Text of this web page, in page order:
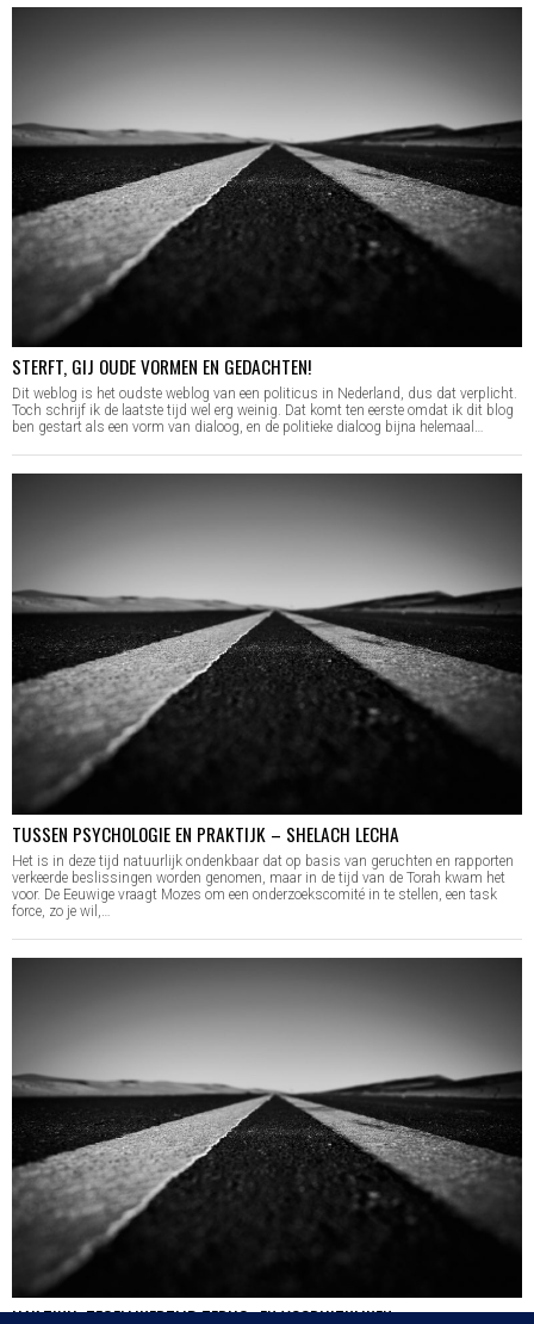
STERFT, GIJ OUDE VORMEN EN GEDACHTEN!
Dit weblog is het oudste weblog van een politicus in Nederland, dus dat verplicht.
Toch schrijf ik de laatste tijd wel erg weinig. Dat komt ten eerste omdat ik dit blog
ben gestart als een vorm van dialoog, en de politieke dialoog bijna helemaal…
TUSSEN PSYCHOLOGIE EN PRAKTIJK – SHELACH LECHA
Het is in deze tijd natuurlijk ondenkbaar dat op basis van geruchten en rapporten
verkeerde beslissingen worden genomen, maar in de tijd van de Torah kwam het
voor. De Eeuwige vraagt Mozes om een onderzoekscomité in te stellen, een task
force, zo je wil,…
HA’AZINU: TEGELIJKERTIJD TERUG- EN VOORUITKIJKEN